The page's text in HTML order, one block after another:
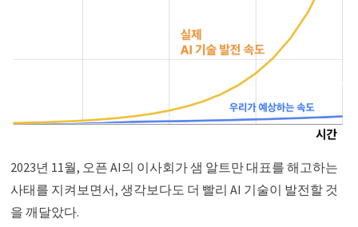
2023년 11월, 오픈 AI의 이사회가 샘 알트만 대표를 해고하는
사태를 지켜보면서, 생각보다도 더 빨리 AI 기술이 발전할 것
을 깨달았다.